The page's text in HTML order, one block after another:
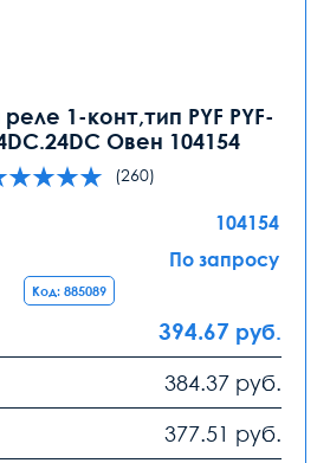
1-конт,тип PYF PYF-
Овен 104154
(260)
104154
По запросу
Код: 885089
394.67 руб.
384.37 руб.
377.51 руб.